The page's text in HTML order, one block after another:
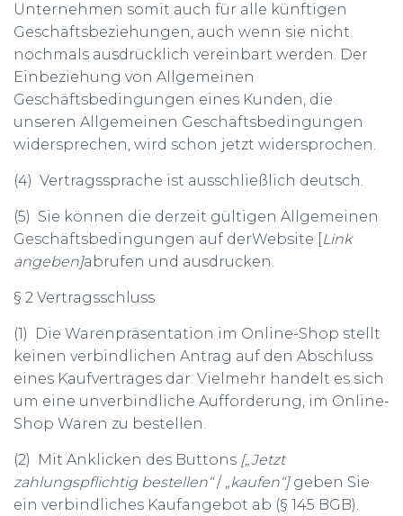
Unternehmen somit auch für alle künftigen
Geschäftsbeziehungen, auch wenn sie nicht
nochmals ausdrücklich vereinbart werden. Der
Einbeziehung von Allgemeinen
Geschäftsbedingungen eines Kunden, die
unseren Allgemeinen Geschäftsbedingungen
widersprechen, wird schon jetzt widersprochen.
(4) Vertragssprache ist ausschließlich deutsch.
(5) Sie können die derzeit gültigen Allgemeinen
Geschäftsbedingungen auf derWebsite [Link
angeben]abrufen und ausdrucken.
§ 2 Vertragsschluss
(1) Die Warenpräsentation im Online-Shop stellt
keinen verbindlichen Antrag auf den Abschluss
eines Kaufvertrages dar. Vielmehr handelt es sich
um eine unverbindliche Aufforderung, im Online-
Shop Waren zu bestellen.
(2) Mit Anklicken des Buttons [„Jetzt
zahlungspflichtig bestellen“/ „kaufen“]geben Sie
ein verbindliches Kaufangebot ab (§ 145 BGB).